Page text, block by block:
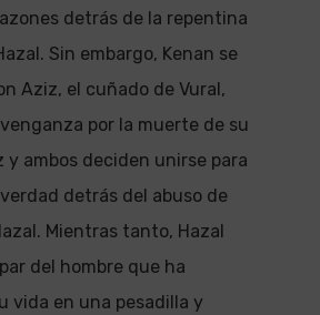
detrás de la repentina
Sin embargo, Kenan se
Aziz, el cuñado de Vural,
por la muerte de su
y ambos deciden unirse para
detrás del abuso de
Mientras tanto, Hazal
del hombre que ha
vida en una pesadilla y